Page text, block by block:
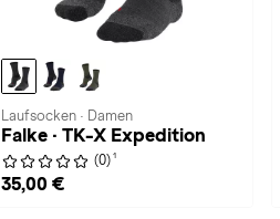
Laufsocken · Damen
Falke · TK-X Expedition
(0) 1
35,00 €